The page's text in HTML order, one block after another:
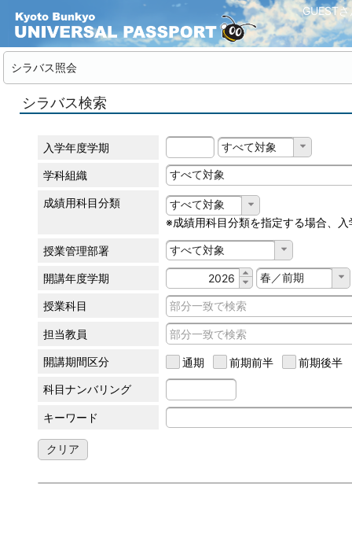
GUEST
シラバス照会
シラバス検索
入学年度学期 すべて対象
学科組織 すべて対象
成績用科目分類
すべて対象
※成績用科目分類を指定する場合、
授業管理部署 すべて対象
開講年度学期 春／前期
授業科目
担当教員
開講期間区分 通期 前期前半 前期後半
科目ナンバリング
キーワード
クリア